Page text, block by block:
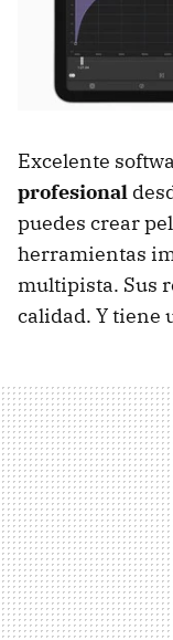
Excelente
profesional
puedes crear
herramientas
multipista. Sus
calidad. Y tiene